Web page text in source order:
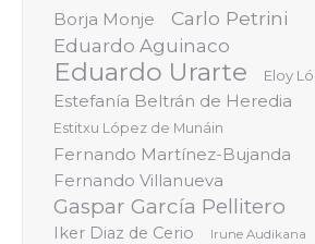
Borja Monje Carlo Petrini
Eduardo Aguinaco
Eduardo Urarte Eloy
Estefanía Beltrán de Heredia
Estitxu López de Munáin
Fernando Martínez-Bujanda
Fernando Villanueva
Gaspar García Pellitero
Iker Diaz de Cerio Irune Audikana